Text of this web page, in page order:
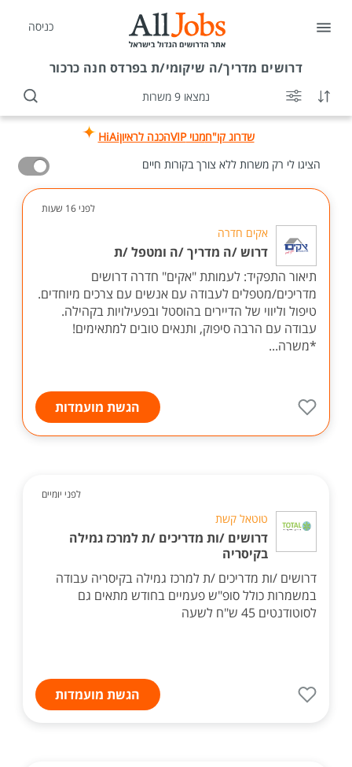
כניסה
דרושים מדריך/ה שיקומי/ת בפרדס חנה כרכור
נמצאו 9 משרות
שדרוג קו"חמנוי VIP הכנה לראיוןHiAi
הציגו לי רק משרות ללא צורך בקורות חיים
לפני 16 שעות
אקים חדרה
דרוש /ה מדריך /ה ומטפל /ת
תיאור התפקיד: לעמותת "אקים" חדרה דרושים
מדריכים/מטפלים לעבודה עם אנשים עם צרכים מיוחדים.
טיפול וליווי של הדיירים בהוסטל ובפעילויות בקהילה.
עבודה עם הרבה סיפוק, ותנאים טובים למתאימים!
*משרה...
הגשת מועמדות
לפני יומיים
טוטאל קשת
דרושים /ות מדריכים /ת למרכז גמילה
בקיסריה
דרושים /ות מדריכים /ת למרכז גמילה בקיסריה עבודה
במשמרות כולל סופ"ש פעמיים בחודש מתאים גם
לסוטודנטים 45 ש"ח לשעה
הגשת מועמדות